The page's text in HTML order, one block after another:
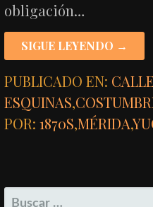
obligación…
SIGUE LEYENDO →
PUBLICADO EN:
ESQUINAS,
POR:1870S,MÉRIDA,
BUSCAR: